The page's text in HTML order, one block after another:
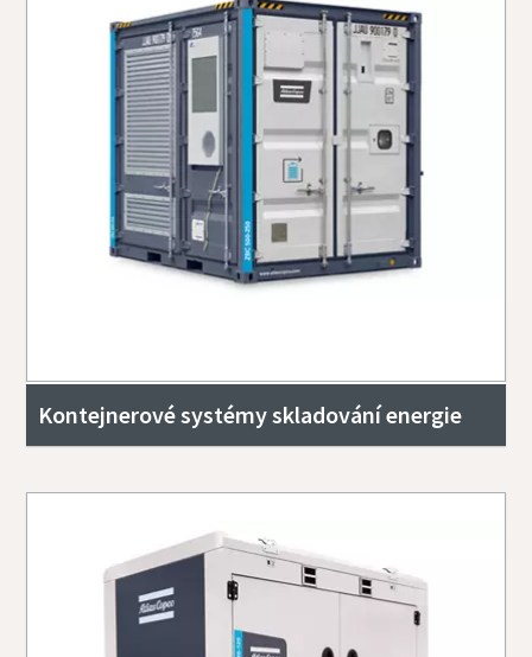
Kontejnerové systémy skladování energie